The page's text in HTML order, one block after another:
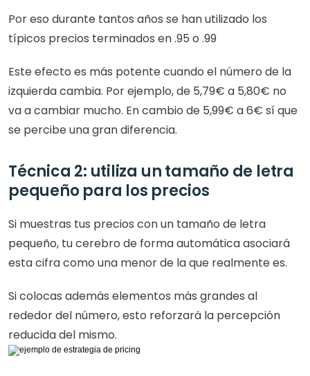
Por eso durante tantos años se han utilizado los
típicos precios terminados en .95 o .99
Este efecto es más potente cuando el número de la
izquierda cambia. Por ejemplo, de 5,79€ a 5,80€ no
va a cambiar mucho. En cambio de 5,99€ a 6€ sí que
se percibe una gran diferencia.
Técnica 2: utiliza un tamaño de letra
pequeño para los precios
Si muestras tus precios con un tamaño de letra
pequeño, tu cerebro de forma automática asociará
esta cifra como una menor de la que realmente es.
Si colocas además elementos más grandes al
rededor del número, esto reforzará la percepción
reducida del mismo.